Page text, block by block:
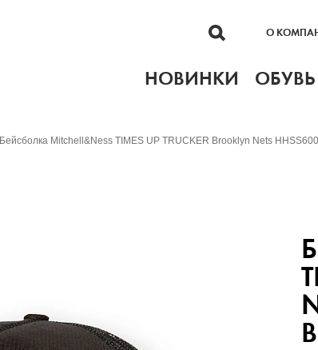
О
НОВИНКИ ОБУВЬ
Бейсболка Mitchell&Ness TIMES UP TRUCKER Brooklyn Nets